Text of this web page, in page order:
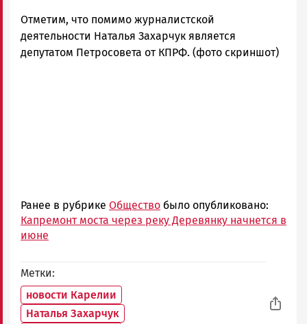
Отметим, что помимо журналистской
деятельности Наталья Захарчук является
депутатом Петросовета от КПРФ. (фото скриншот)
Ранее в рубрике Общество было опубликовано:
Капремонт моста через реку Деревянку начнется в
июне
Метки
новости Карелии
Наталья Захарчук